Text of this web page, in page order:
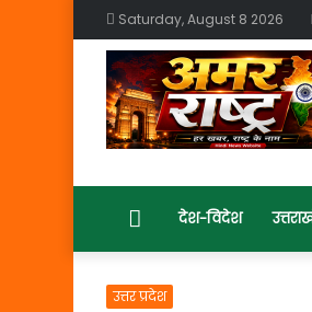
Saturday, August 8 2026
Homeदेश-विदेश
उत्तर प्रदेश